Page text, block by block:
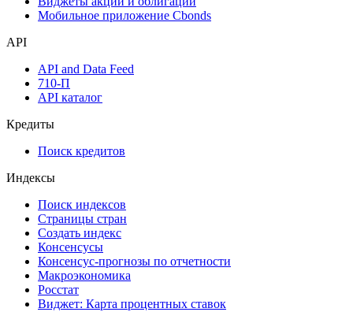
Мобильное приложение Cbonds
API
API and Data Feed
710-П
API каталог
Кредиты
Поиск кредитов
Индексы
Поиск индексов
Страницы стран
Создать индекс
Консенсусы
Консенсус-прогнозы по отчетности
Макроэкономика
Росстат
Виджет: Карта процентных ставок